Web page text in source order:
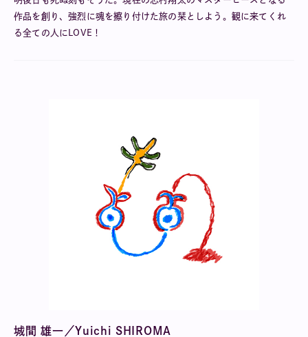
作品を創り、強烈に魂を擦り付けた旅の栞としよう。観に来てくれ
る全ての人にLOVE！
城間 雄一／Yuichi SHIROMA